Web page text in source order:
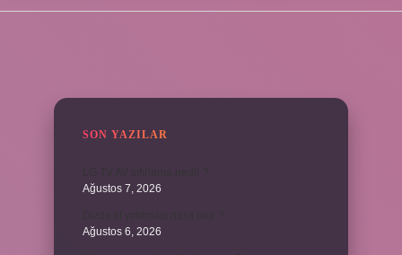
SON YAZILAR
Ağustos 7, 2026
Ağustos 6, 2026